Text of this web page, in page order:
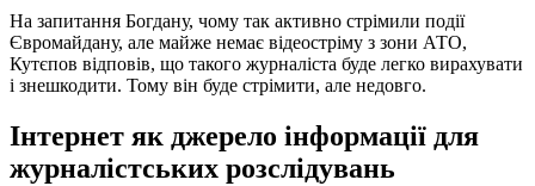
На запитання Богдану, чому так активно стрімили події
Євромайдану, але майже немає відеостріму з зони АТО,
Кутєпов відповів, що такого журналіста буде легко вирахувати
і знешкодити. Тому він буде стрімити, але недовго.
Інтернет як джерело інформації для
журналістських розслідувань